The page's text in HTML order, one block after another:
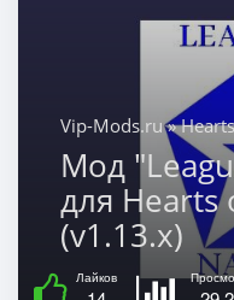
Vip-Mods.ru»
Мод
для Hearts
(v1.13.x)
Лайков